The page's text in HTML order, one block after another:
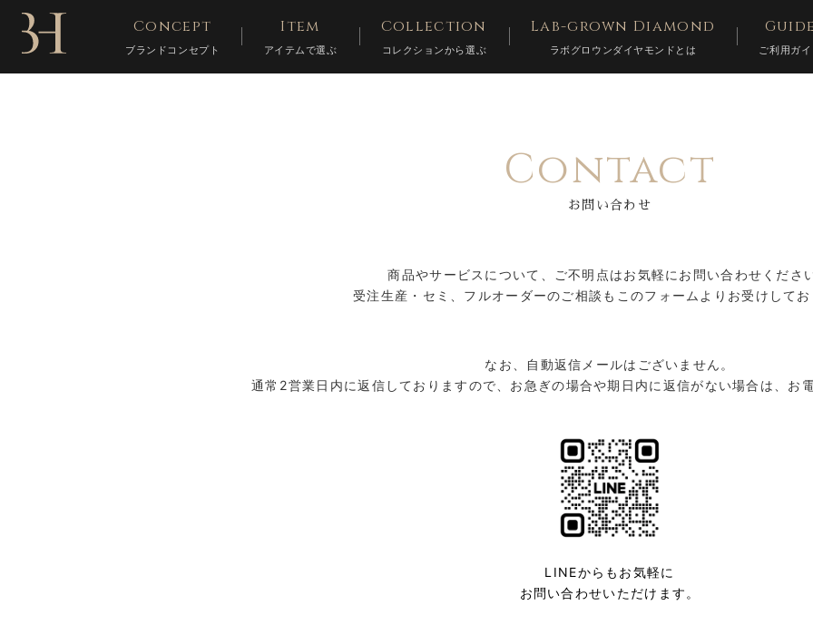
Concept
ブランドコンセプト
Item
アイテムで選ぶ
Collection
コレクションから選ぶ
Lab-grown Diamond
ラボグロウンダイヤモンドとは
Guide
ご利用ガイ
Contact
お問い合わせ
商品やサービスについて、ご不明点はお気軽にお問い合わせください
受注生産・セミ、フルオーダーのご相談もこのフォームよりお受けしてお
なお、自動返信メールはございません。
通常2営業日内に返信しておりますので、お急ぎの場合や期日内に返信がない場合は、お
LINEからもお気軽に
お問い合わせいただけます。